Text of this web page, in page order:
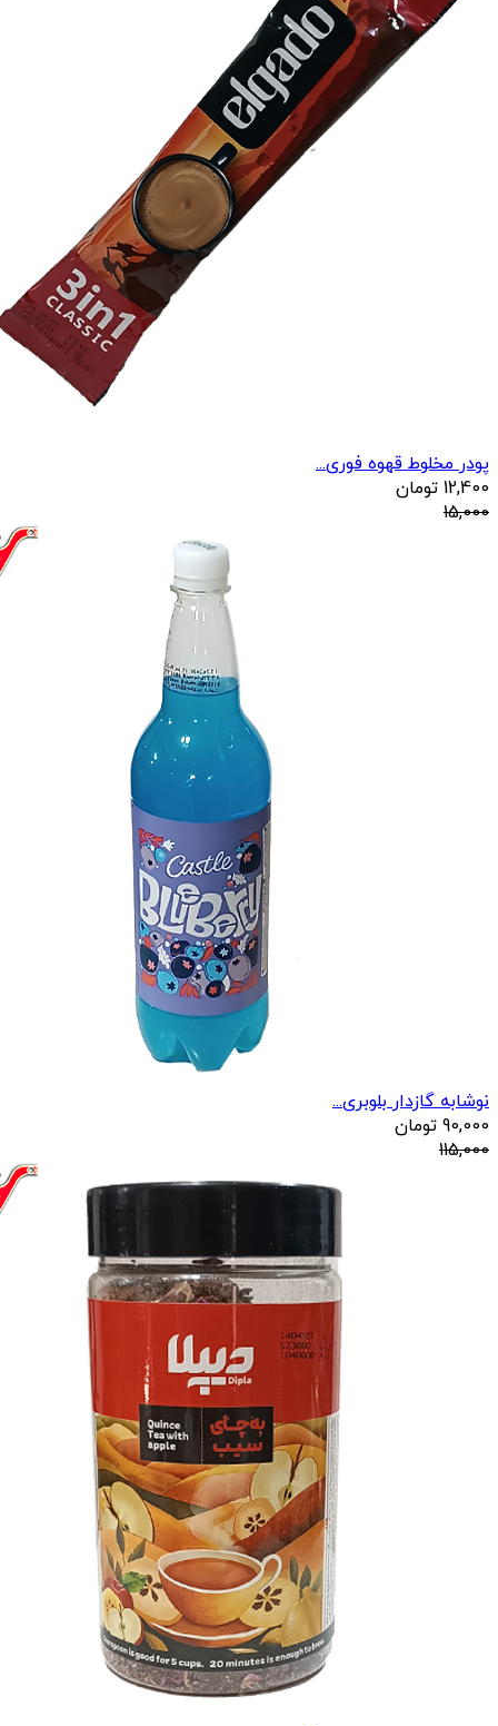
پودر مخلوط قهوه فوری...
12,400 تومان
15,000
نوشابه گازدار بلوبری...
90,000 تومان
115,000